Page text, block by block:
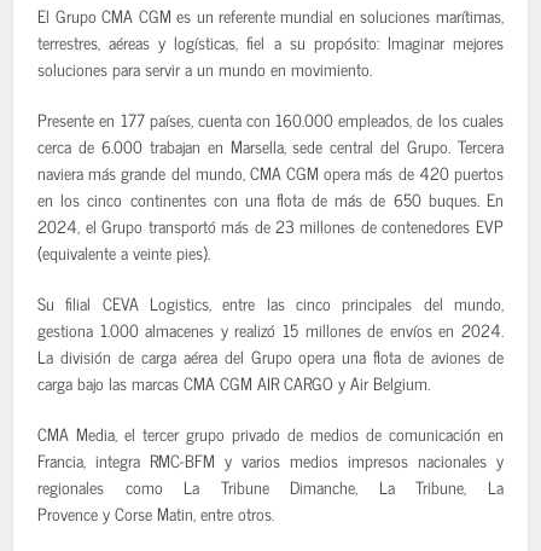
El Grupo CMA CGM es un referente mundial en soluciones marítimas,
terrestres, aéreas y logísticas, fiel a su propósito: Imaginar mejores
soluciones para servir a un mundo en movimiento.
Presente en 177 países, cuenta con 160.000 empleados, de los cuales
cerca de 6.000 trabajan en Marsella, sede central del Grupo. Tercera
naviera más grande del mundo, CMA CGM opera más de 420 puertos
en los cinco continentes con una flota de más de 650 buques. En
2024, el Grupo transportó más de 23 millones de contenedores EVP
(equivalente a veinte pies).
Su filial CEVA Logistics, entre las cinco principales del mundo,
gestiona 1.000 almacenes y realizó 15 millones de envíos en 2024.
La división de carga aérea del Grupo opera una flota de aviones de
carga bajo las marcas CMA CGM AIR CARGO y Air Belgium.
CMA Media, el tercer grupo privado de medios de comunicación en
Francia, integra RMC-BFM y varios medios impresos nacionales y
regionales como La Tribune Dimanche, La Tribune, La
Provence y Corse Matin, entre otros.